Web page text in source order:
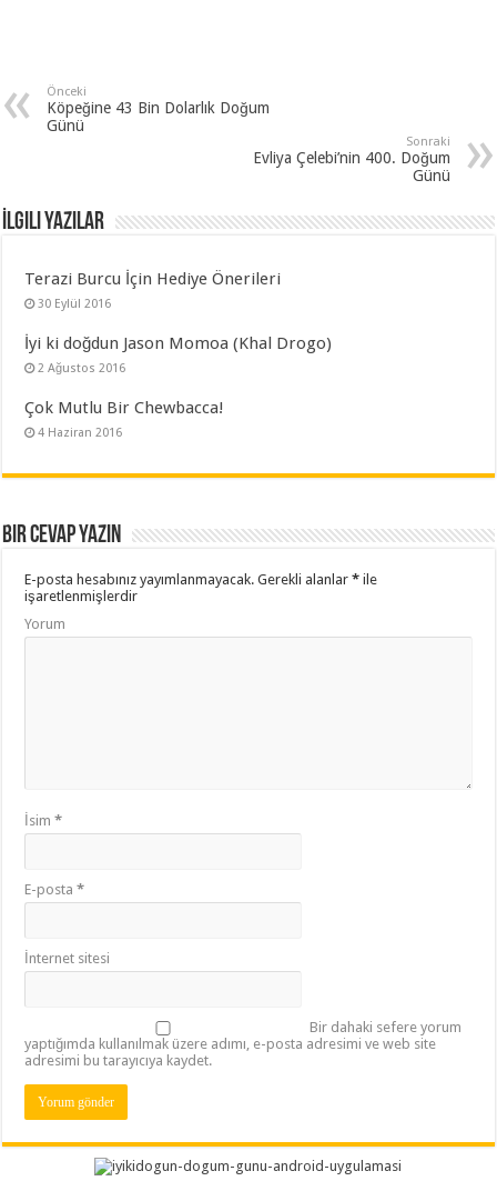
Önceki
Köpeğine 43 Bin Dolarlık Doğum
Günü
Sonraki
Evliya Çelebi’nin 400. Doğum
Günü
İlgili Yazılar
Terazi Burcu İçin Hediye Önerileri
30 Eylül 2016
İyi ki doğdun Jason Momoa (Khal Drogo)
2 Ağustos 2016
Çok Mutlu Bir Chewbacca!
4 Haziran 2016
Bir cevap yazın
E-posta hesabınız yayımlanmayacak. Gerekli alanlar* ile
işaretlenmişlerdir
Yorum
İsim*
E-posta*
İnternet sitesi
Bir dahaki sefere yorum
yaptığımda kullanılmak üzere adımı, e-posta adresimi ve web site
adresimi bu tarayıcıya kaydet.